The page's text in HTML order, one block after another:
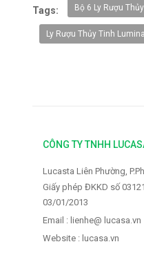
Vòi rửa Faster FS-
2.319.000
Tags: Bộ 6 Ly Rượu
Ly Rượu Thủy Tinh
CÔNG TY TNHH
Lucasta Liên Phường,
Giấy phép ĐKKD số
03/01/2013
Email : lienhe@ lucasa.vn
Website : lucasa.vn